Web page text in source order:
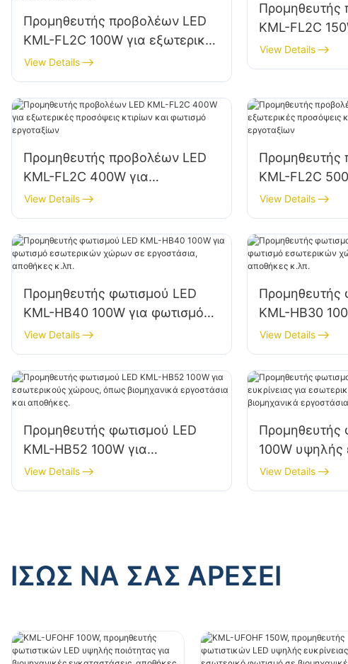
Προμηθευτής προβολέων LED
KML-FL2C 100W για εξωτερικές
διαφημιστικές πινακίδες και
φωτισμό μεγάλων πινακίδων
View Details
Προμηθευτής
KML-FL2C
φωτισμό
View Details
Προμηθευτής προβολέων LED
KML-FL2C 400W για
εξωτερικές προσόψεις κτιρίων
και φωτισμό εργοταξίων
View Details
Προμηθευτής
KML-FL2C
εξωτερικές
και φωτισμό
View Details
Προμηθευτής φωτισμού LED
KML-HB40 100W για φωτισμό
εσωτερικών χώρων σε
εργοστάσια, αποθήκες κ.λπ.
View Details
Προμηθευτής
KML-HB30
εσωτερικών
εργοστάσια,
View Details
Προμηθευτής φωτισμού LED
KML-HB52 100W για
εσωτερικούς χώρους, όπως
βιομηχανικά εργοστάσια και
View Details
Προμηθευτής
100W υψηλής
εσωτερικούς
βιομηχανικά
View Details
ΊΣΩΣ ΝΑ ΣΑΣ ΑΡΈΣΕΙ